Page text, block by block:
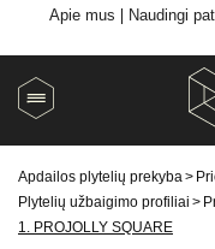
Apie mus Naudingi
Apdailos plytelių prekyba >
Plytelių užbaigimo profiliai >
1. PROJOLLY SQUARE